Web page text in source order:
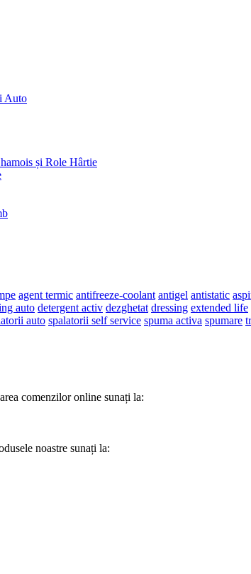
Auto
și Role Hârtie
agent termic antifreeze-coolant antigel antistatic
auto detergent activ dezghetat dressing extended life
auto spalatorii self service spuma activa spumare
comenzilor online sunați la:
noastre sunați la: